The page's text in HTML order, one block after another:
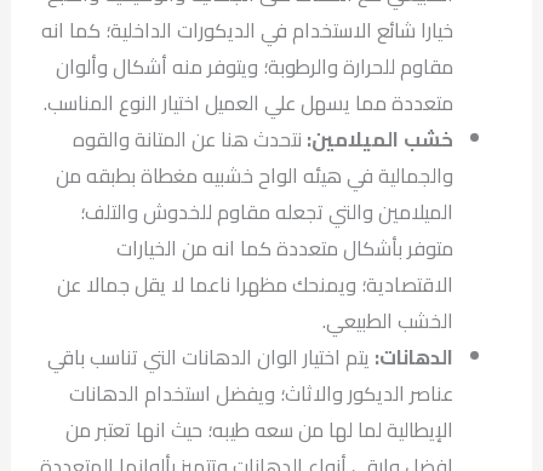
خيارا شائع الاستخدام في الديكورات الداخلية؛ كما انه
مقاوم للحرارة والرطوبة؛ ويتوفر منه أشكال وألوان
متعددة مما يسهل علي العميل اختيار النوع المناسب.
خشب الميلامين: نتحدث هنا عن المتانة والقوه
والجمالية في هيئه الواح خشبيه مغطاة بطبقه من
الميلامين والتي تجعله مقاوم للخدوش والتلف؛
متوفر بأشكال متعددة كما انه من الخيارات
الاقتصادية؛ ويمنحك مظهرا ناعما لا يقل جمالا عن
الخشب الطبيعي.
الدهانات: يتم اختيار الوان الدهانات التي تناسب باقي
عناصر الديكور والاثاث؛ ويفضل استخدام الدهانات
الإيطالية لما لها من سعه طيبه؛ حيث انها تعتبر من